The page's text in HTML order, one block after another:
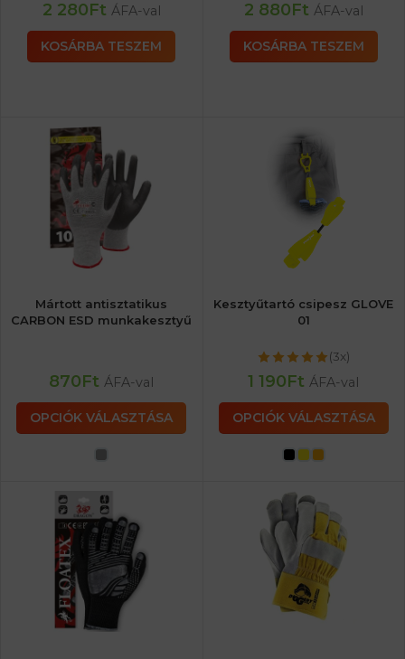
2 280Ft ÁFA-val
KOSÁRBA TESZEM
2 880Ft ÁFA-val
KOSÁRBA TESZEM
Mártott antisztatikus
CARBON ESD munkakesztyű
870Ft ÁFA-val
OPCIÓK VÁLASZTÁSA
Kesztyűtartó csipesz GLOVE
01
(3x)
1 190Ft ÁFA-val
OPCIÓK VÁLASZTÁSA